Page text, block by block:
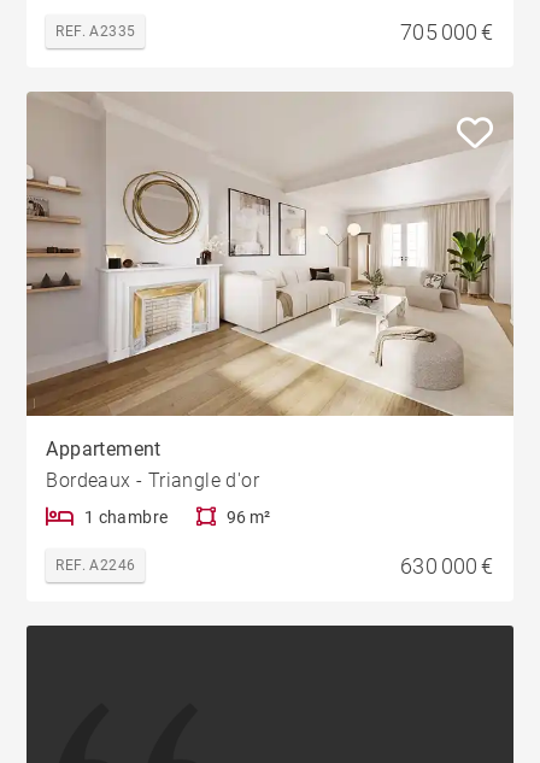
REF. A2335 705 000 €
Appartement
Bordeaux - Triangle d'or
1 chambre 96 m²
REF. A2246 630 000 €